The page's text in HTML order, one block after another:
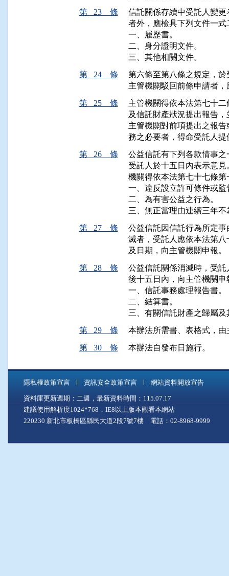
第 23 條
信託關係存續中受託人變
者外，應檢具下列文件一
一、履歷書。
二、身分證明文件。
三、其他相關文件。
第 24 條
第六條至第八條之規定，
主管機關駁回前條申請者
第 25 條
主管機關得依本法第七十
及信託財產狀況提出報告
主管機關對前項提出之報
務之必要者，得命受託人
第 26 條
公益信託有下列各款情事
受託人於十五日內表示意
機關得依本法第七十七條
一、違反設立許可條件或監
二、為有害公益之行為。
三、無正當理由連續三年不
第 27 條
公益信託因信託行為所定
滅者，受託人應依本法第
及日期，向主管機關申報。
第 28 條
公益信託關係消滅時，受
後十五日內，向主管機關申
一、信託事務處理報告書。
二、結算書。
三、有關信託財產之歸屬
第 29 條
本辦法所需書、表格式，
第 30 條
本辦法自發布日施行。
隱私權政策宣言 資訊安全政策宣言 網站資料開放宣告
資料庫更新週期：二週，最新資料時間：115.07.17
建議使用解析度1024*768，IE8以上版本觀看本網站
220230 新北市板橋區縣民大道2段7號7樓 電話：02-8968-9999